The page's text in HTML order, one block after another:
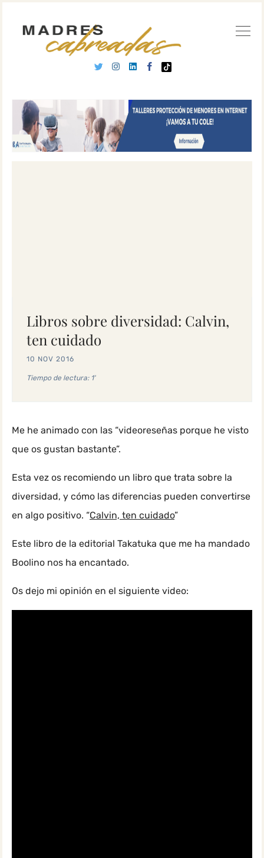
Libros sobre diversidad: Calvin,
ten cuidado
10 NOV 2016
Tiempo de lectura: 1'
Me he animado con las “videoreseñas porque he visto
que os gustan bastante”.
Esta vez os recomiendo un libro que trata sobre la
diversidad, y cómo las diferencias pueden convertirse
en algo positivo. “Calvin, ten cuidado”
Este libro de la editorial Takatuka que me ha mandado
Boolino nos ha encantado.
Os dejo mi opinión en el siguiente video: